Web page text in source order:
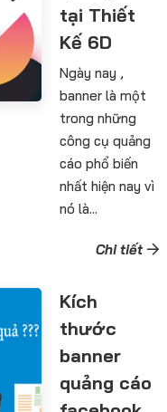
tại Thiết
Kế 6D
Ngày nay ,
banner là một
trong những
công cụ quảng
cáo phổ biến
nhất hiện nay vì
nó là...
Chi tiết
Kích
thước
banner
quảng cáo